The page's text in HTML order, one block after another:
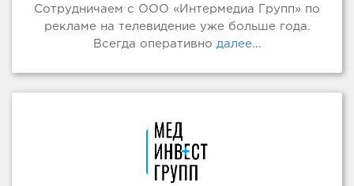
Сотрудничаем с ООО «Интермедиа Групп» по
рекламе на телевидение уже больше года.
Всегда оперативно далее...